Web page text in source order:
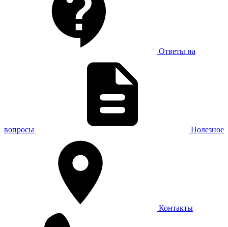
Ответы на
вопросы Полезное
Контакты